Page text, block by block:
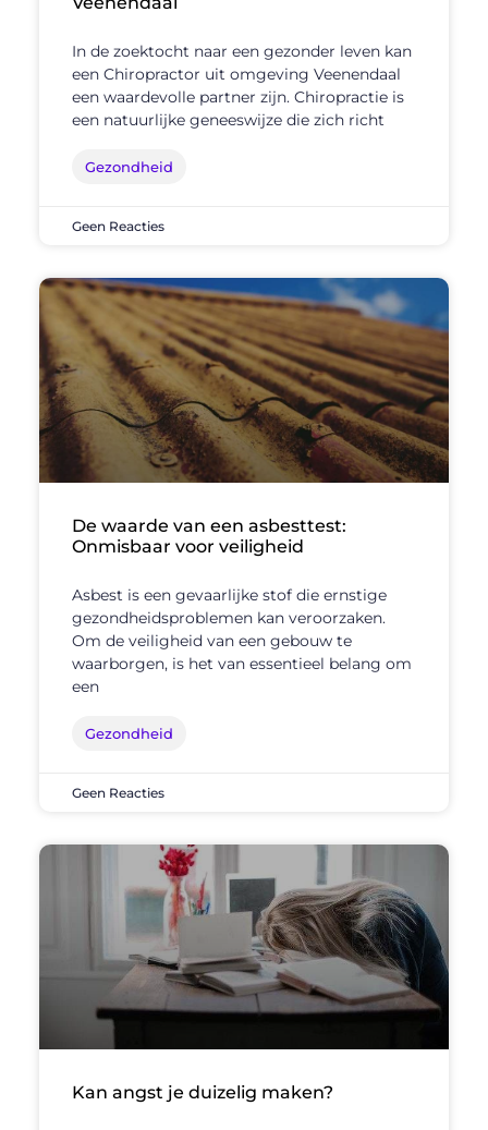
In de zoektocht naar een gezonder leven kan
een Chiropractor uit omgeving Veenendaal
een waardevolle partner zijn. Chiropractie is
een natuurlijke geneeswijze die zich richt
Gezondheid
Geen Reacties
De waarde van een asbesttest:
Onmisbaar voor veiligheid
Asbest is een gevaarlijke stof die ernstige
gezondheidsproblemen kan veroorzaken.
Om de veiligheid van een gebouw te
waarborgen, is het van essentieel belang om
een
Gezondheid
Geen Reacties
Kan angst je duizelig maken?